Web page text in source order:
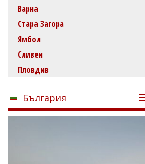
Варна
Стара Загора
Ямбол
Сливен
Пловдив
България